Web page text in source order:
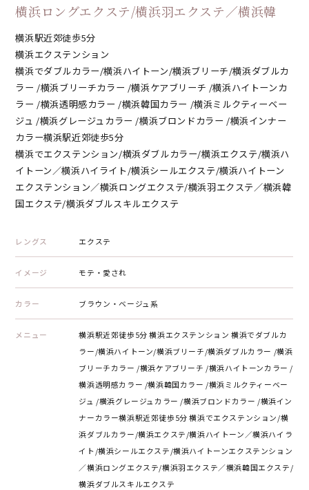
横浜ロングエクステ/横浜羽エクステ／横浜韓
横浜駅近郊徒歩5分
横浜エクステンション
横浜でダブルカラー/横浜ハイトーン/横浜ブリーチ/横浜ダブルカ
ラー /横浜ブリーチカラー /横浜ケアブリーチ /横浜ハイトーンカ
ラー /横浜透明感カラー /横浜韓国カラー /横浜ミルクティーベー
ジュ /横浜グレージュカラー /横浜ブロンドカラー /横浜インナー
カラー横浜駅近郊徒歩5分
横浜でエクステンション/横浜ダブルカラー/横浜エクステ/横浜ハ
イトーン／横浜ハイライト/横浜シールエクステ/横浜ハイトーン
エクステンション／横浜ロングエクステ/横浜羽エクステ／横浜韓
国エクステ/横浜ダブルスキルエクステ
レングス エクステ
イメージ モテ・愛され
カラー ブラウン・ベージュ系
メニュー
横浜駅近郊徒歩5分 横浜エクステンション 横浜でダブルカ
ラー/横浜ハイトーン/横浜ブリーチ/横浜ダブルカラー /横浜
ブリーチカラー /横浜ケアブリーチ /横浜ハイトーンカラー /
横浜透明感カラー /横浜韓国カラー /横浜ミルクティーベー
ジュ /横浜グレージュカラー /横浜ブロンドカラー /横浜イン
ナーカラー横浜駅近郊徒歩5分 横浜でエクステンション/横
浜ダブルカラー/横浜エクステ/横浜ハイトーン／横浜ハイラ
イト/横浜シールエクステ/横浜ハイトーンエクステンション
／横浜ロングエクステ/横浜羽エクステ／横浜韓国エクステ/
横浜ダブルスキルエクステ